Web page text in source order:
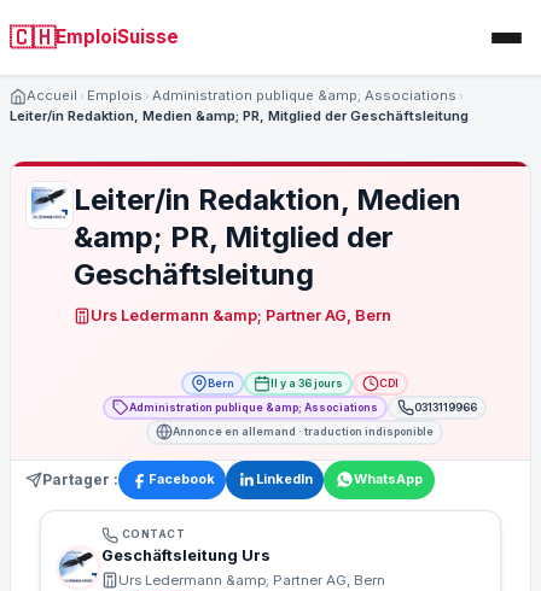
🇨🇭EmploiSuisse
Accueil Emplois
Administration publique &amp; Associations
Leiter/in Redaktion, Medien &amp; PR, Mitglied der Geschäftsleitung
Leiter/in Redaktion, Medien
&amp; PR, Mitglied der
Geschäftsleitung
Urs Ledermann &amp; Partner AG, Bern
Bern Il y a 36 jours
CDI
Administration publique &amp; Associations
0313119966
Annonce en allemand · traduction indisponible
Partager : Facebook LinkedIn WhatsApp
CONTACT
Geschäftsleitung Urs
Urs Ledermann &amp; Partner AG, Bern